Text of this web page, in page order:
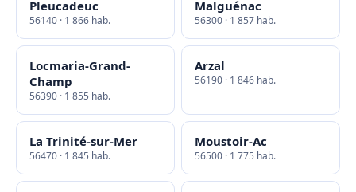
Pleucadeuc
56140 · 1 866 hab.
Malguénac
56300 · 1 857 hab.
Locmaria-Grand-
Champ
56390 · 1 855 hab.
Arzal
56190 · 1 846 hab.
La Trinité-sur-Mer
56470 · 1 845 hab.
Moustoir-Ac
56500 · 1 775 hab.